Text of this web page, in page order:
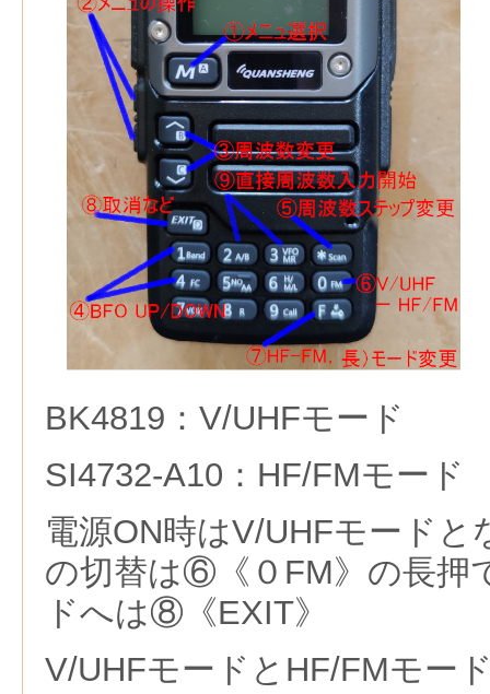
BK4819：V/UHFモード
SI4732-A10：HF/FMモード
電源ON時はV/UHFモードと
の切替は⑥《０FM》の長押
ドへは⑧《EXIT》
V/UHFモードとHF/FMモー